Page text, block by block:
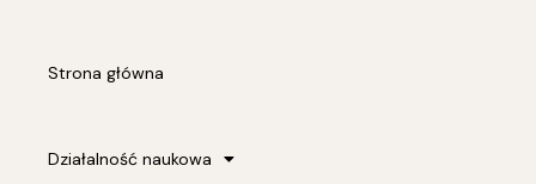
Strona główna
Działalność naukowa